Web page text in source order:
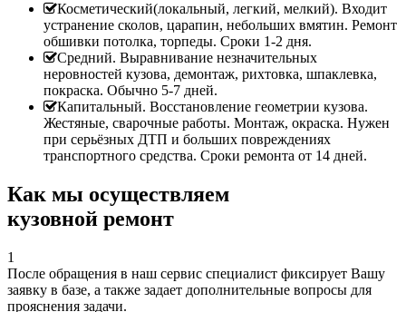
Косметический(локальный, легкий, мелкий). Входит
устранение сколов, царапин, небольших вмятин. Ремонт
обшивки потолка, торпеды. Сроки 1-2 дня.
Средний. Выравнивание незначительных
неровностей кузова, демонтаж, рихтовка, шпаклевка,
покраска. Обычно 5-7 дней.
Капитальный. Восстановление геометрии кузова.
Жестяные, сварочные работы. Монтаж, окраска. Нужен
при серьёзных ДТП и больших повреждениях
транспортного средства. Сроки ремонта от 14 дней.
Как мы осуществляем
кузовной ремонт
1
После обращения в наш сервис специалист фиксирует Вашу
заявку в базе, а также задает дополнительные вопросы для
прояснения задачи.